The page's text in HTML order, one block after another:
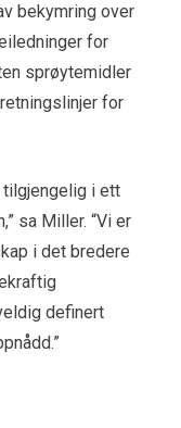
bekymring over
for
sprøytemidler
for
tilgjengelig i ett
sa Miller. “Vi er
i det bredere
definert